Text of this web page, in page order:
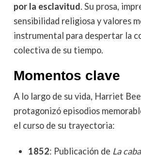
por la esclavitud. Su prosa,
sensibilidad religiosa y valores
instrumental para despertar la
colectiva de su tiempo.
Momentos clave
A lo largo de su vida, Harriet
protagonizó episodios
el curso de su trayectoria:
1852: Publicación de La